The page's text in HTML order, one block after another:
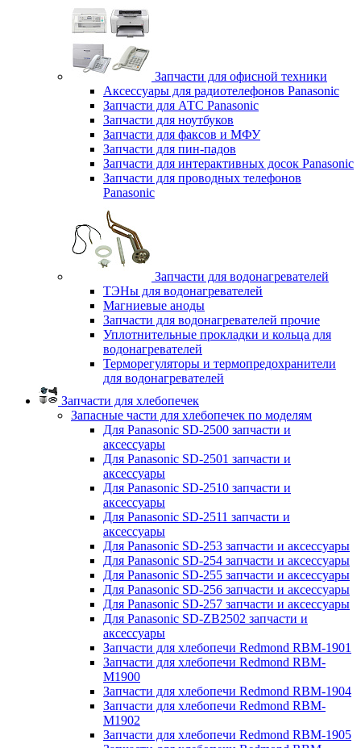
Запчасти для офисной техники
Аксессуары для радиотелефонов Panasonic
Запчасти для АТС Panasonic
Запчасти для ноутбуков
Запчасти для факсов и МФУ
Запчасти для пин-падов
Запчасти для интерактивных досок Panasonic
Запчасти для проводных телефонов
Panasonic
Запчасти для водонагревателей
ТЭНы для водонагревателей
Магниевые аноды
Запчасти для водонагревателей прочие
Уплотнительные прокладки и кольца для
водонагревателей
Терморегуляторы и термопредохранители
для водонагревателей
Запчасти для хлебопечек
Запасные части для хлебопечек по моделям
Для Panasonic SD-2500 запчасти и
аксессуары
Для Panasonic SD-2501 запчасти и
аксессуары
Для Panasonic SD-2510 запчасти и
аксессуары
Для Panasonic SD-2511 запчасти и
аксессуары
Для Panasonic SD-253 запчасти и аксессуары
Для Panasonic SD-254 запчасти и аксессуары
Для Panasonic SD-255 запчасти и аксессуары
Для Panasonic SD-256 запчасти и аксессуары
Для Panasonic SD-257 запчасти и аксессуары
Для Panasonic SD-ZB2502 запчасти и
аксессуары
Запчасти для хлебопечи Redmond RBM-1901
Запчасти для хлебопечи Redmond RBM-
M1900
Запчасти для хлебопечи Redmond RBM-1904
Запчасти для хлебопечи Redmond RBM-
M1902
Запчасти для хлебопечи Redmond RBM-1905